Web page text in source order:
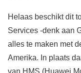
Helaas beschikt dit
Services -denk aan
alles te maken met
Amerika. In plaats
van HMS (Huawei